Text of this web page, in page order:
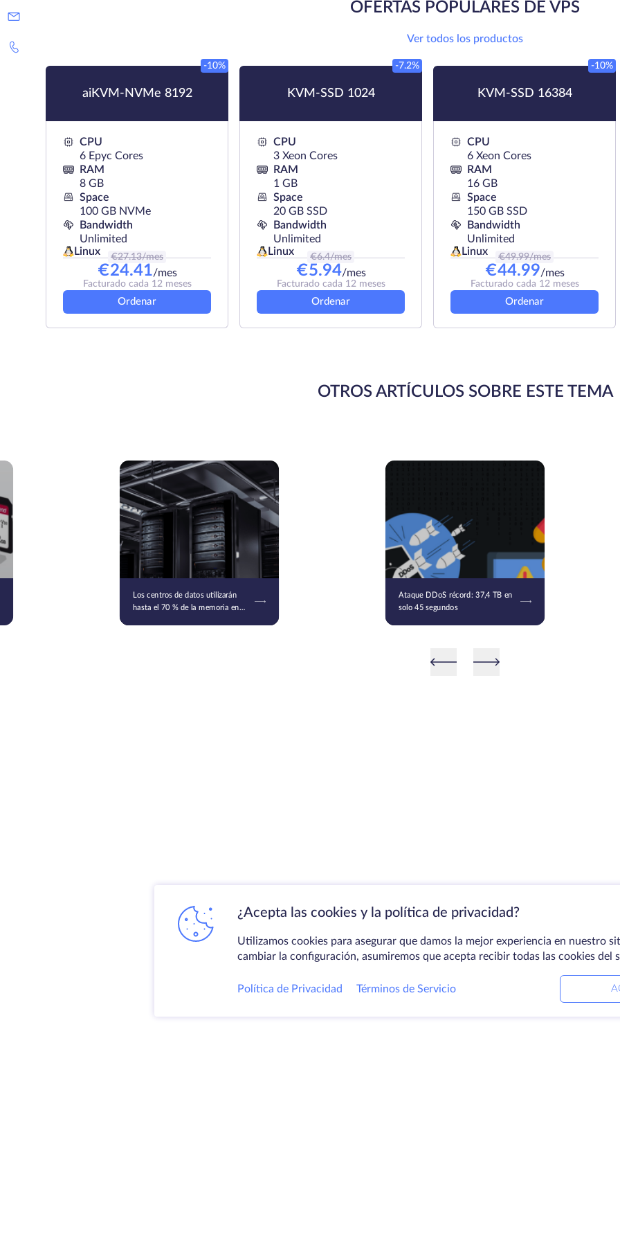
OFERTAS POPULARES DE VPS
Ver todos los productos
aiKVM-NVMe 8192
-10%
CPU
6 Epyc Cores
RAM
8 GB
Space
100 GB NVMe
Bandwidth
Unlimited
Linux
€27.13/mes
€24.41/mes
Facturado cada 12 meses
Ordenar
KVM-SSD 1024
-7.2%
CPU
3 Xeon Cores
RAM
1 GB
Space
20 GB SSD
Bandwidth
Unlimited
Linux
€6.4/mes
€5.94/mes
Facturado cada 12 meses
Ordenar
KVM-SSD 16384
-10%
CPU
6 Xeon Cores
RAM
16 GB
Space
150 GB SSD
Bandwidth
Unlimited
Linux
€49.99/mes
€44.99/mes
Facturado cada 12 meses
Ordenar
OTROS ARTÍCULOS SOBRE ESTE TEMA
Los centros de datos utilizarán
hasta el 70 % de la memoria en
Ataque DDoS récord: 37,4 TB en
solo 45 segundos
¿Acepta las cookies y la política de privacidad?
Utilizamos cookies para asegurar que damos la mejor experiencia en nuestro
cambiar la configuración, asumiremos que acepta recibir todas las cookies del
Política de Privacidad Términos de Servicio